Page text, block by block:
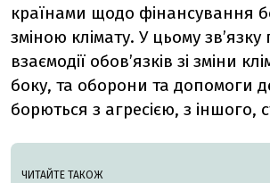
країнами щодо фінансування
зміною клімату. У цьому
взаємодії обов’язків зі зміни
боку, та оборони та допомоги
борються з агресією, з іншого,
ЧИТАЙТЕ ТАКОЖ